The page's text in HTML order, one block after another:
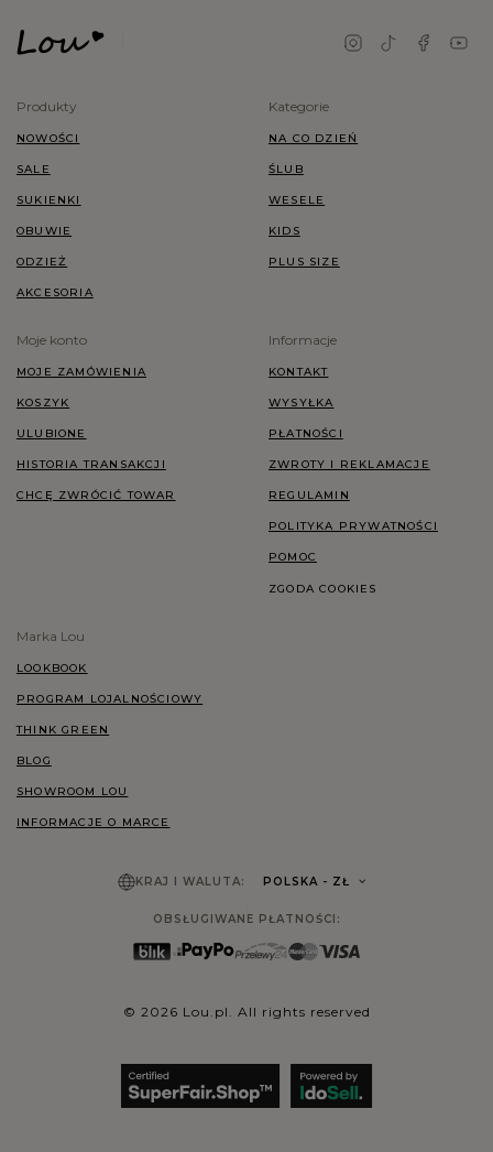
Produkty
NOWOŚCI
SALE
SUKIENKI
OBUWIE
ODZIEŻ
AKCESORIA
Kategorie
NA CO DZIEŃ
ŚLUB
WESELE
KIDS
PLUS SIZE
Moje konto
MOJE ZAMÓWIENIA
KOSZYK
ULUBIONE
HISTORIA TRANSAKCJI
CHCĘ ZWRÓCIĆ TOWAR
Informacje
KONTAKT
WYSYŁKA
PŁATNOŚCI
ZWROTY I REKLAMACJE
REGULAMIN
POLITYKA PRYWATNOŚCI
POMOC
ZGODA COOKIES
Marka Lou
LOOKBOOK
PROGRAM LOJALNOŚCIOWY
THINK GREEN
BLOG
SHOWROOM LOU
INFORMACJE O MARCE
KRAJ I WALUTA: POLSKA - ZŁ
OBSŁUGIWANE PŁATNOŚCI:
© 2026 Lou.pl. All rights reserved